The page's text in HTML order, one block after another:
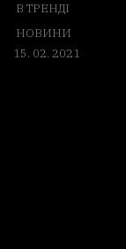
В ТРЕНДІ
НОВИНИ
15. 02. 2021